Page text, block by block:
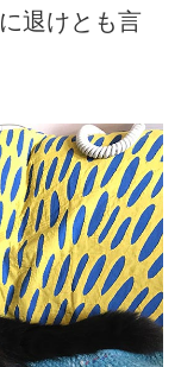
退けとも言